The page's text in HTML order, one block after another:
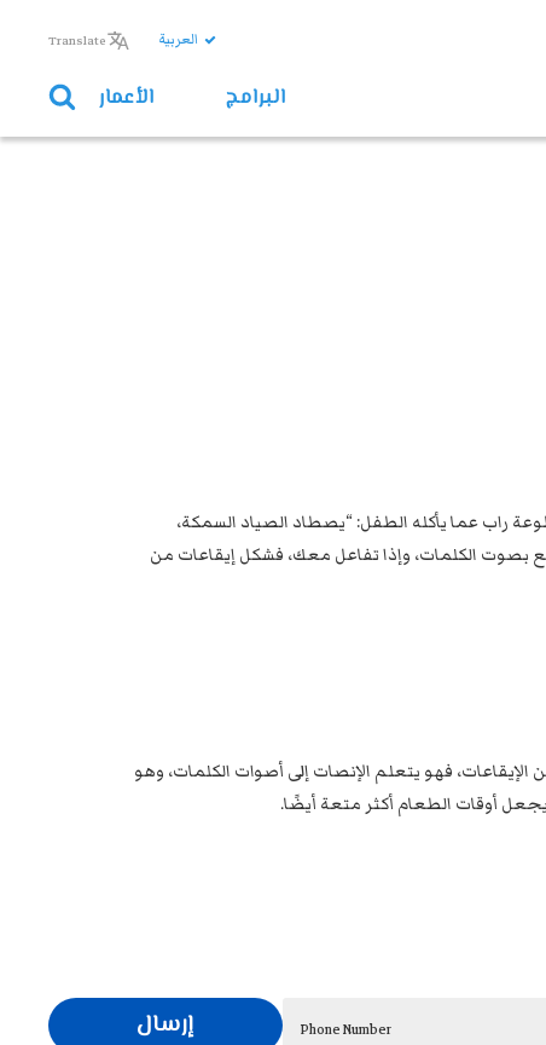
العربية Translate
البرامج الأعمار
راب عما يأكله الطفل: “يصطاد الصياد السمكة،
بصوت الكلمات، وإذا تفاعل معك، فشكل إيقاعات من
فهو يتعلم الإنصات إلى أصوات الكلمات، وهو
يجعل أوقات الطعام أكثر متعة أيضًا.
Phone Number إرسال